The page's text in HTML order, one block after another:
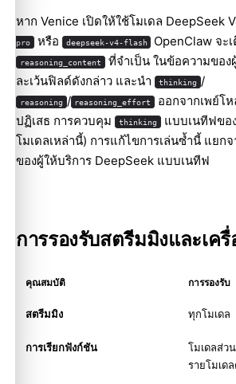
หาก Venice เปิดให้ใช้โมเดล DeepSeek
pro หรือ deepseek-v4-flash OpenClaw จะ
reasoning_content ที่จำเป็น ในข้อความของ
ละเว้นฟิลด์ดังกล่าว และนำ
thinking /
reasoning / reasoning_effort
ออกจากเพย์โ
ปฏิเสธ การควบคุม
thinking แบบเนทีฟขอ
โมเดลเหล่านี้) การแก้ไขการเล่นซ้ำนี้ แยก
ของผู้ให้บริการ DeepSeek แบบเนทีฟ
การรองรับสตรีมมิงและเครื่
คุณสมบัติ การรองรับ
สตรีมมิง ทุกโมเดล
การเรียกฟังก์ชัน
โมเดลส่ว
รายโมเด